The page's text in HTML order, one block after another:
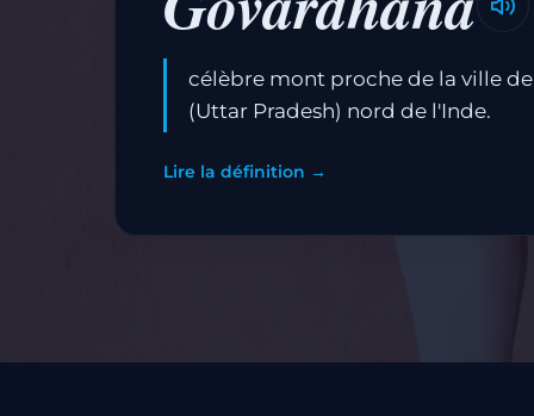
célèbre mont proche de la ville
(Uttar Pradesh) nord de l'Inde.
Lire la définition →